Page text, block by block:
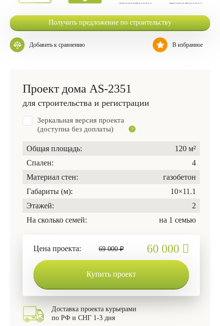
Получить предложение по строительству
Добавить к сравнению В избранное
Проект дома AS-2351
для строительства и регистрации
Зеркальная версия проекта
(доступна без доплаты)
Общая площадь:
120 м²
Спален:
4
Материал стен:
газобетон
Габариты (м):
10×11.1
Этажей:
2
На сколько семей:
на 1 семью
Цена проекта: 69 000 ₽ 60 000
Купить проект
Доставка проекта курьерами
по РФ и СНГ 1-3 дня